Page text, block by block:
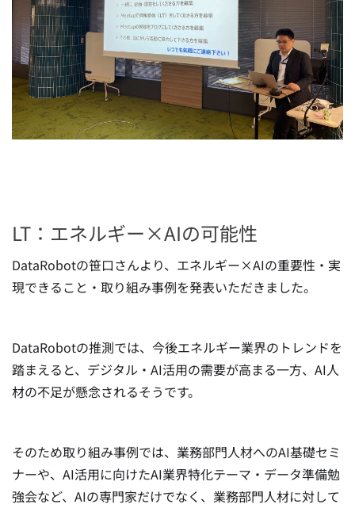
LT：エネルギー×AIの可能性
DataRobotの笹口さんより、エネルギー×AIの重要性・実
現できること・取り組み事例を発表いただきました。
DataRobotの推測では、今後エネルギー業界のトレンドを
踏まえると、デジタル・AI活用の需要が高まる一方、AI人
材の不足が懸念されるそうです。
そのため取り組み事例では、業務部門人材へのAI基礎セミ
ナーや、AI活用に向けたAI業界特化テーマ・データ準備勉
強会など、AIの専門家だけでなく、業務部門人材に対して